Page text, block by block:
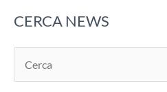
CERCA NEWS
e